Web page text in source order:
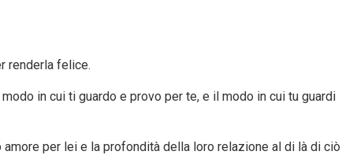
renderla felice.
in cui ti guardo e provo per te, e il modo in cui tu guardi
per lei e la profondità della loro relazione al di là di ciò